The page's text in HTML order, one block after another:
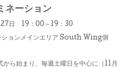
ネーション
27日 19：00～19：30
ョンメインエリア South Wing側
ら始まり、毎週土曜日を中心に（11月